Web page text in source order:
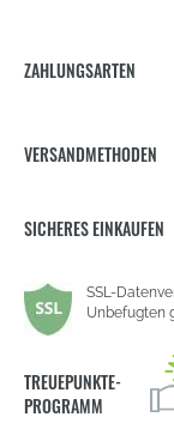
ZAHLUNGSARTEN
VERSANDMETHODEN
SICHERES EINKAUFEN
SSL-
Unbefugten
TREUEPUNKTE-
PROGRAMM